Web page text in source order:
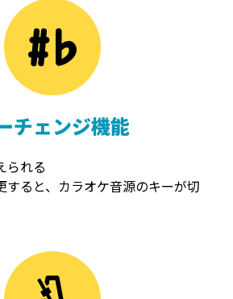
チェンジ機能
られる
すると、カラオケ音源のキーが切